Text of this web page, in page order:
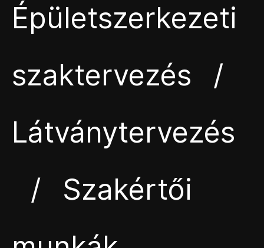
Épületszerkezeti
szaktervezés
/
Látványtervezés
/
Szakértői